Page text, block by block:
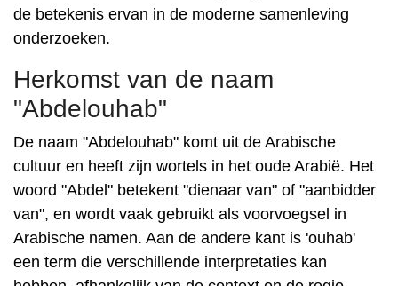
de betekenis ervan in de moderne samenleving
onderzoeken.
Herkomst van de naam
"Abdelouhab"
De naam "Abdelouhab" komt uit de Arabische
cultuur en heeft zijn wortels in het oude Arabië. Het
woord "Abdel" betekent "dienaar van" of "aanbidder
van", en wordt vaak gebruikt als voorvoegsel in
Arabische namen. Aan de andere kant is 'ouhab'
een term die verschillende interpretaties kan